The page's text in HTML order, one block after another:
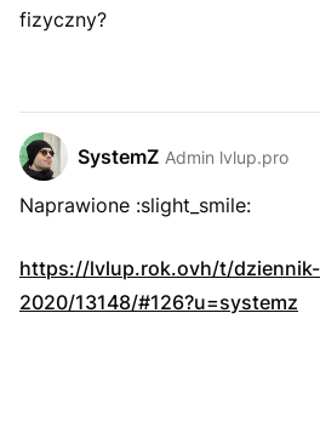
fizyczny?
SystemZ Admin lvlup.pro
Naprawione :slight_smile:
https://lvlup.rok.ovh/t/
2020/13148/#126?u=systemz